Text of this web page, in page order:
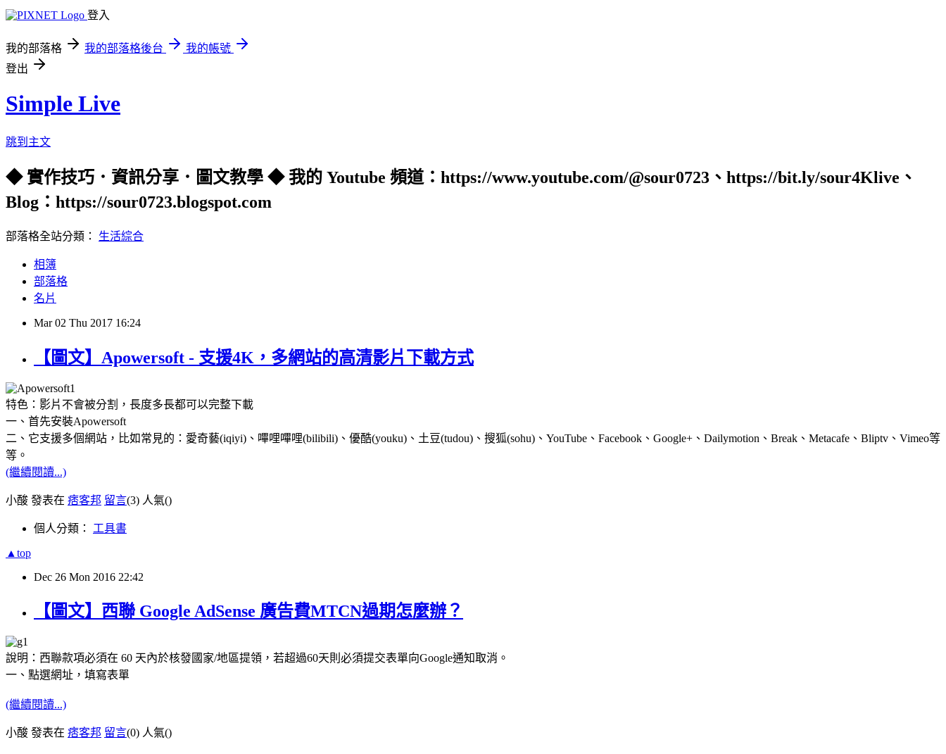
登入
我的部落格 我的部落格後台
我的帳號
登出
Simple Live
跳到主文
◆ 實作技巧．資訊分享．圖文教學 ◆ 我的 Youtube 頻道：https://www.youtube.com/@sour0723、https://bit.ly/sour4Klive、
Blog：https://sour0723.blogspot.com
部落格全站分類： 生活綜合
相簿
部落格
名片
Mar 02 Thu 2017 16:24
【圖文】Apowersoft - 支援4K，多網站的高清影片下載方式
特色：影片不會被分割，長度多長都可以完整下載
一、首先安裝Apowersoft
二、它支援多個網站，比如常見的：愛奇藝(iqiyi)、嗶哩嗶哩(bilibili)、優酷(youku)、土豆(tudou)、搜狐(sohu)、YouTube、Facebook、Google+、Dailymotion、Break、Metacafe、Bliptv、Vimeo等
等。
(繼續閱讀...)
小酸 發表在 痞客邦 留言(3) 人氣()
個人分類： 工具書
▲top
Dec 26 Mon 2016 22:42
【圖文】西聯 Google AdSense 廣告費MTCN過期怎麼辦？
說明：西聯款項必須在 60 天內於核發國家/地區提領，若超過60天則必須提交表單向Google通知取消。
一、點選網址，填寫表單
(繼續閱讀...)
小酸 發表在 痞客邦 留言(0) 人氣()